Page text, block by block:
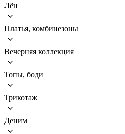
Лён
Платья, комбинезоны
Вечерняя коллекция
Топы, боди
Трикотаж
Деним